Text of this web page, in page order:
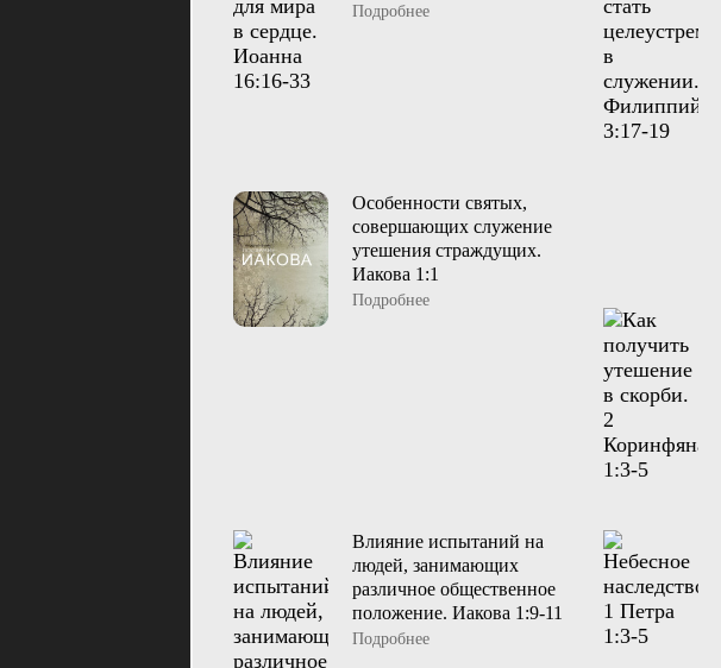
Подробнее
Особенности святых,
совершающих служение
утешения страждущих.
Иакова 1:1
Подробнее
Влияние испытаний на
людей, занимающих
различное общественное
положение. Иакова 1:9-11
Подробнее